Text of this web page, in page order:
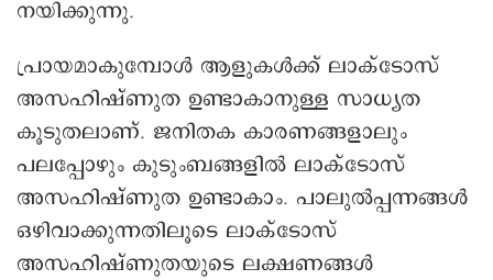
നയിക്കുന്നു.
പ്രായമാകുമ്പോൾ ആളുകൾക്ക് ലാക്ടോസ്
അസഹിഷ്ണുത ഉണ്ടാകാനുള്ള സാധ്യത
കൂടുതലാണ്. ജനിതക കാരണങ്ങളാലും
പലപ്പോഴും കുടുംബങ്ങളിൽ ലാക്ടോസ്
അസഹിഷ്ണുത ഉണ്ടാകാം. പാലുൽപ്പന്നങ്ങൾ
ഒഴിവാക്കുന്നതിലൂടെ ലാക്ടോസ്
അസഹിഷ്ണുതയുടെ ലക്ഷണങ്ങൾ